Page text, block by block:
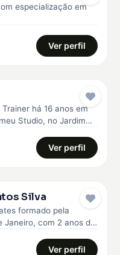
especialização em
Ver perfil
há 16 anos em
Studio, no Jardim…
Ver perfil
Silva
formado pela
Janeiro, com 2 anos de
Ver perfil